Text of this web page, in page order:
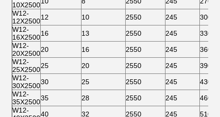
10X2500
W12-
12X250012 10 2550 245
300
W12-
16X250016 13 2550 245
330
W12-
20X250020 16 2550 245
360
W12-
25X250025 20 2550 245
390
W12-
30X250030 25 2550 245
430
W12-
35X250035 28 2550 245
460
W12-
40 32 2550 245
510